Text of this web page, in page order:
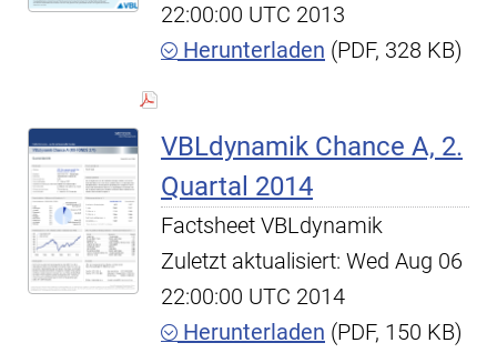
22:00:00 UTC 2013
Herunterladen (PDF, 328 KB)
VBLdynamik Chance A, 2.
Quartal 2014
Factsheet VBLdynamik
Zuletzt aktualisiert: Wed Aug 06
22:00:00 UTC 2014
Herunterladen (PDF, 150 KB)